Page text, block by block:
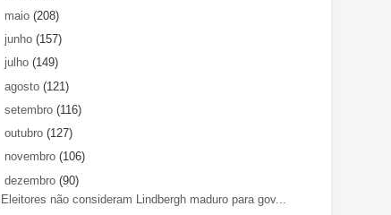
maio (208)
junho (157)
julho (149)
agosto (121)
setembro (116)
outubro (127)
novembro (106)
dezembro (90)
Eleitores não consideram Lindbergh maduro para gov...